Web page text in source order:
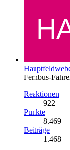
Fernbus-
Reaktionen
922
Punkte
8.469
Beiträge
1.468